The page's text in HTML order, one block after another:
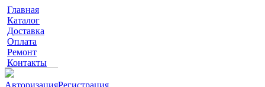
Главная
Каталог
Доставка
Оплата
Ремонт
Контакты
АвторизацияРегистрация